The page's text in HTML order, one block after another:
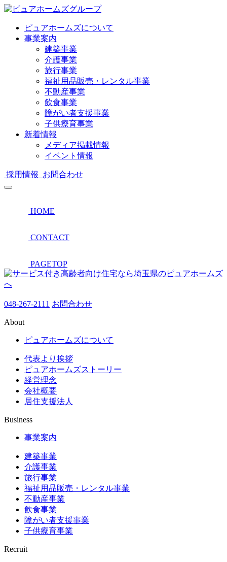
ピュアホームズについて
事業案内
建築事業
介護事業
旅行事業
福祉用品販売・レンタル事業
不動産事業
飲食事業
障がい者支援事業
子供療育事業
新着情報
メディア掲載情報
イベント情報
採用情報 お問合わせ
HOME
CONTACT
PAGETOP
048-267-2111 お問合わせ
About
ピュアホームズについて
代表より挨拶
ピュアホームズストーリー
経営理念
会社概要
居住支援法人
Business
事業案内
建築事業
介護事業
旅行事業
福祉用品販売・レンタル事業
不動産事業
飲食事業
障がい者支援事業
子供療育事業
Recruit